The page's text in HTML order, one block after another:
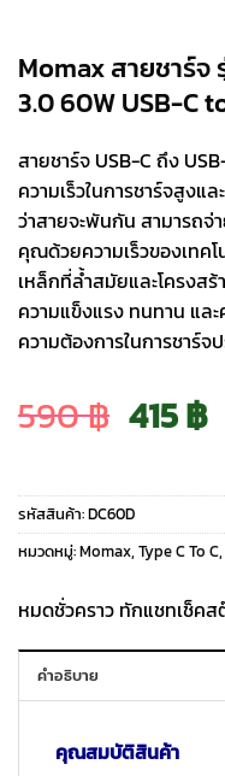
Momax สายชาร์จ
3.0 60W USB-C
สายชาร์จ USB-C ถึง
ความเร็วในการชาร์จสูงแ
ว่าสายจะพันกัน สามารถ
คุณด้วยความเร็วของเทค
เหล็กที่ล้ำสมัยและโครงสร้
ความแข็งแรง ทนทาน แล
ความต้องการในการชาร์
590฿ Original
price
was:
590 ฿.
415฿
รหัสสินค้า:DC60D
หมวดหมู่:Momax, Type C To C,
หมดชั่วคราว ทักแชทเช็คส
คำอธิบาย
คุณสมบัติสินค้า